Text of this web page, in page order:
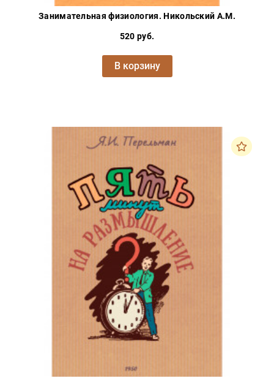
Занимательная физиология. Никольский А.М.
520 руб.
В корзину